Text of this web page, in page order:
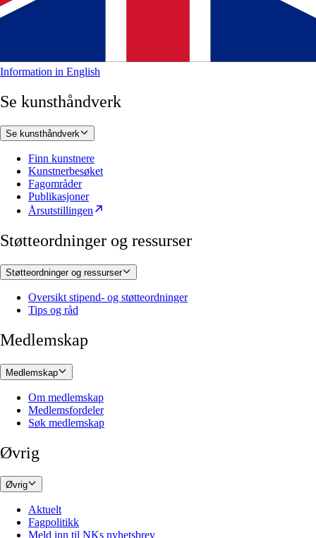
Information in English
Se kunsthåndverk
Se kunsthåndverk
Finn kunstnere
Kunstnerbesøket
Fagområder
Publikasjoner
Årsutstillingen
Støtteordninger og ressurser
Støtteordninger og ressurser
Oversikt stipend- og støtteordninger
Tips og råd
Medlemskap
Medlemskap
Om medlemskap
Medlemsfordeler
Søk medlemskap
Øvrig
Øvrig
Aktuelt
Fagpolitikk
Meld inn til NKs nyhetsbrev